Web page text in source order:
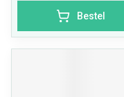
Bestel